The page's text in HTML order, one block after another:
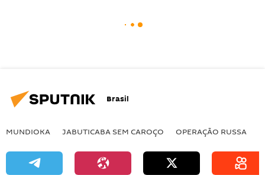
Brasil
MUNDIOKA JABUTICABA SEM CAROÇO OPERAÇÃO RUSSA